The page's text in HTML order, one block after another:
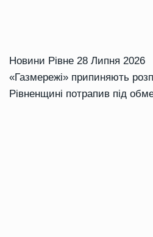
Новини Рівне 28 Липня 2026
«Газмережі» припиняють
Рівненщині потрапив під